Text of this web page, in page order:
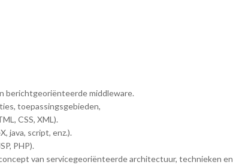
berichtgeoriënteerde middleware.
toepassingsgebieden,
CSS, XML).
java, script, enz.).
PHP).
van servicegeoriënteerde architectuur, technieken en